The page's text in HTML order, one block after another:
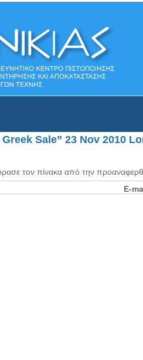
Sale” 23 Nov 2010
τον πίνακα από την
E-